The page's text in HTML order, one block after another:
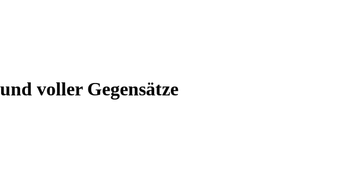
voller Gegensätze